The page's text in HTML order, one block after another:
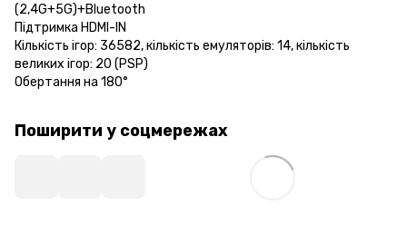
(2,4G+5G)+Bluetooth
Підтримка HDMI-IN
Кількість ігор: 36582, кількість емуляторів: 14, кількість
великих ігор: 20 (PSP)
Обертання на 180°
Поширити у соцмережах